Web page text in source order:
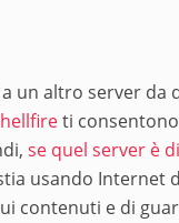
un altro server da
ti
se quel server è
usando Internet
contenuti e di